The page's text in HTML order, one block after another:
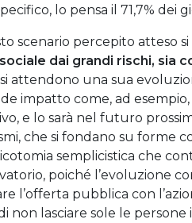
lo pensa il 71,7% dei
scenario percepito atteso
dai grandi rischi, sia
attendono una sua
impatto come, ad
e lo sarà nel futuro
che si fondano su forme
semplicistica che
poiché l’evoluzione
l’offerta pubblica con
non lasciare sole le